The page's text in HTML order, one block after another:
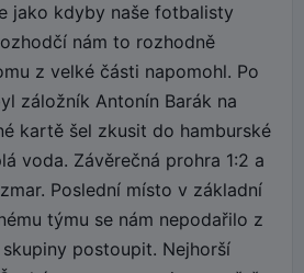
jako kdyby naše fotbalisty
nám to rozhodně
z velké části napomohl. Po
záložník Antonín Barák na
kartě šel zkusit do hamburské
voda. Závěrečná prohra 1:2 a
Poslední místo v základní
týmu se nám nepodařilo z
postoupit. Nejhorší